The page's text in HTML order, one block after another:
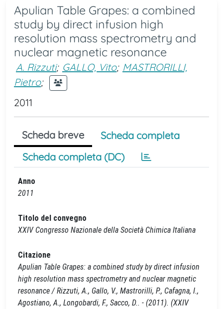
Apulian Table Grapes: a combined
study by direct infusion high
resolution mass spectrometry and
nuclear magnetic resonance
A. Rizzuti; GALLO, Vito; MASTRORILLI,
Pietro;
2011
Scheda breve
Scheda completa
Scheda completa (DC)
Anno
2011
Titolo del convegno
XXIV Congresso Nazionale della Società Chimica Italiana
Citazione
Apulian Table Grapes: a combined study by direct infusion
high resolution mass spectrometry and nuclear magnetic
resonance / Rizzuti, A., Gallo, V., Mastrorilli, P., Cafagna, I.,
Agostiano, A., Longobardi, F., Sacco, D.. - (2011). (XXIV